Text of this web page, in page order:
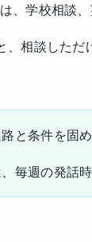
、学校相談
、相談しただ
と条件を固め
毎週の発話